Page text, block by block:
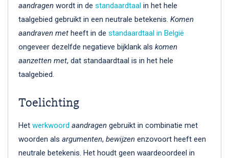
aandragen wordt in de standaardtaal in het hele
taalgebied gebruikt in een neutrale betekenis. Komen
aandraven met heeft in de standaardtaal in België
ongeveer dezelfde negatieve bijklank als komen
aanzetten met, dat standaardtaal is in het hele
taalgebied.
Toelichting
Het werkwoord aandragen gebruikt in combinatie met
woorden als argumenten, bewijzen enzovoort heeft een
neutrale betekenis. Het houdt geen waardeoordeel in